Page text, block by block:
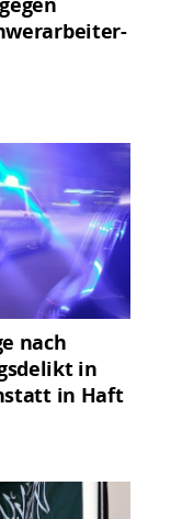
nach
in
in Haft